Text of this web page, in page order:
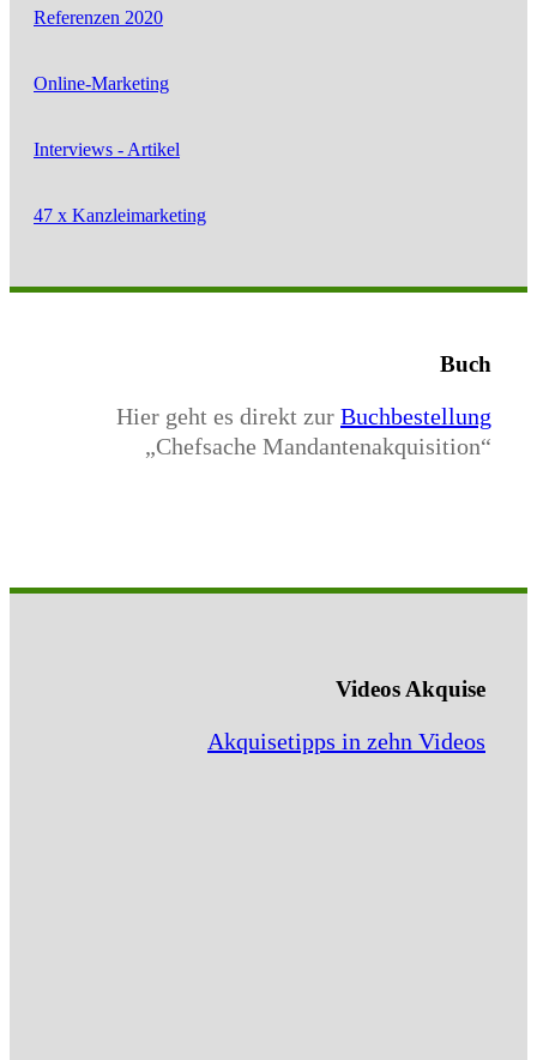
Referenzen 2020
Online-Marketing
Interviews - Artikel
47 x Kanzleimarketing
Buch
Hier geht es direkt zur Buchbestellung
„Chefsache Mandantenakquisition“
Videos Akquise
Akquisetipps in zehn Videos